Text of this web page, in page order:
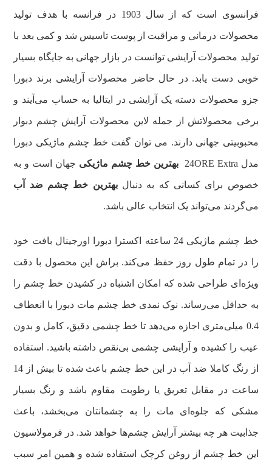
فرانسوی است که از سال 1903 در فرانسه با هدف تولید
محصولات درمانی و مراقبت از پوست تاسیس شد و کمی بعد با
تولید محصولات آرایشی توانست در بازار جهانی به جایگاه بسیار
خوبی دست یابد. در حال حاضر محصولات آرایشی برند دبورا
جزو محصولات دسته یک آرایشی در ایتالیا به حساب می‌آیند و
برخی محصولاتش از جمله لاین محصولات آرایش چشم دبوار
محبوبیتی جهانی دارند. می توان گفت خط چشم ماژیکی دبورا
مدل 24ORE Extra بهترین خط چشم ماژیکی جهان است و به
خصوص برای کسانی که به دنبالبهترین خط چشم ضد آب
می‌گردند می‌تواند یک انتخاب عالی باشد.
خط چشم ماژیکی 24 ساعته اکسترا دبورا اورجینال بافت خود
را در تمام طول روز حفظ می‌کند. براش این محصول با دقت
ویژه‌ای طراحی شده که امکان اشتباه در کشیدن خط چشم را
به حداقل می‌رساند. نوک نمدی خط چشم مات دبورا با انعطاف
0.4 میلی‌متری اجازه می‌دهد تا خط چشمی دقیق، کامل و بدون
عیب را کشیده و آرایشی چشمی بی‌نقص داشته باشید. استفاده
از رنگ کاملا ضد آب در این خط چشم باعث شده تا بیش از 14
ساعت در مقابل تعریق یا رطوبت مقاوم باشد و رنگ بسیار
مشکی که جلوه‌ای مات را به چشمانتان می‌بخشد، باعث
جذابیت هر چه بیشتر آرایش چشم‌ها خواهد شد. در فرمولاسیون
این خط چشم از روغن کرچک استفاده شده و همین امر سبب